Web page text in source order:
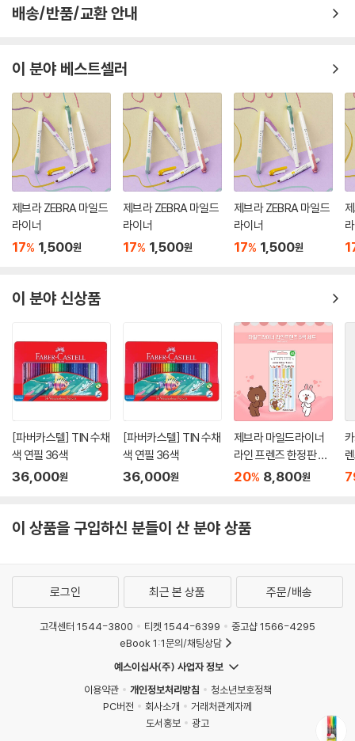
배송/반품/교환 안내
이 분야 베스트셀러
제브라 ZEBRA 마일드
라이너
17% 1,500원
제브라 ZEBRA 마일드
라이너
17% 1,500원
제브라 ZEBRA 마일드
라이너
17% 1,500원
이 분야 신상품
[파버카스텔] TIN 수채
색 연필 36색
36,000원
[파버카스텔] TIN 수채
색 연필 36색
36,000원
제브라 마일드라이너
라인 프렌즈 한정판 5
색세트
20% 8,800원
이 상품을 구입하신 분들이 산 분야 상품
로그인 최근 본 상품 주문/배송
고객센터 1544-3800 티켓 1544-6399
중고샵 1566-4295
eBook 1:1문의/채팅상담
예스이십사(주) 사업자 정보
이용약관
개인정보처리방침
청소년보호정책
PC버전
회사소개
거래처관계자께
도서홍보
광고